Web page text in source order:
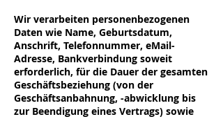
Wir verarbeiten personenbezogenen
Daten wie Name, Geburtsdatum,
Anschrift, Telefonnummer, eMail-
Adresse, Bankverbindung soweit
erforderlich, für die Dauer der gesamten
Geschäftsbeziehung (von der
Geschäftsanbahnung, -abwicklung bis
zur Beendigung eines Vertrags) sowie